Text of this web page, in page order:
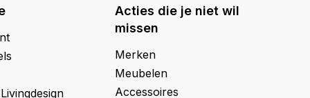
Acties die je niet wil
missen
Merken
Meubelen
Accessoires